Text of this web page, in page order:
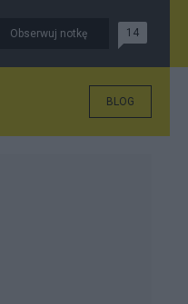
Obserwuj notkę 14
BLOG